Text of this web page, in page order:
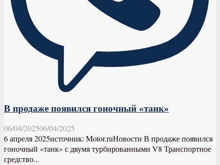
В продаже появился гоночный «танк»
06/04/202506/04/2025
6 апреля 2025источник: Motor.ruНовости В продаже появился
гоночный «танк» с двумя турбированными V8 Транспортное
средство...